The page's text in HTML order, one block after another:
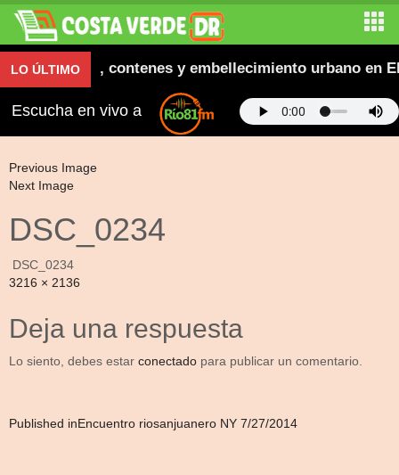
LO ÚLTIMOaceras, contenes y embellecimiento urbano en
Escucha en vivo a
Previous Image
Next Image
DSC_0234
DSC_0234
Full
3216 × 2136
Deja una respuesta
Lo siento, debes estar conectado para publicar un comentario.
Navegación
Published inEncuentro riosanjuanero NY 7/27/2014